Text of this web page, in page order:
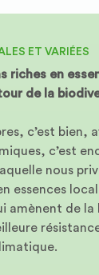
ET VARIÉES
riches en
de la
c’est bien,
c’est
nous
essences
amènent de